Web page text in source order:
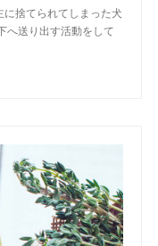
捨てられてしまった犬
へ送り出す活動をして